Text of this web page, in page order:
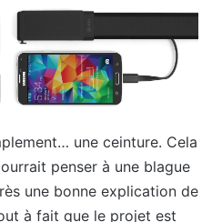
une ceinture. Cela
penser à une blague
une bonne explication de
à fait que le projet est